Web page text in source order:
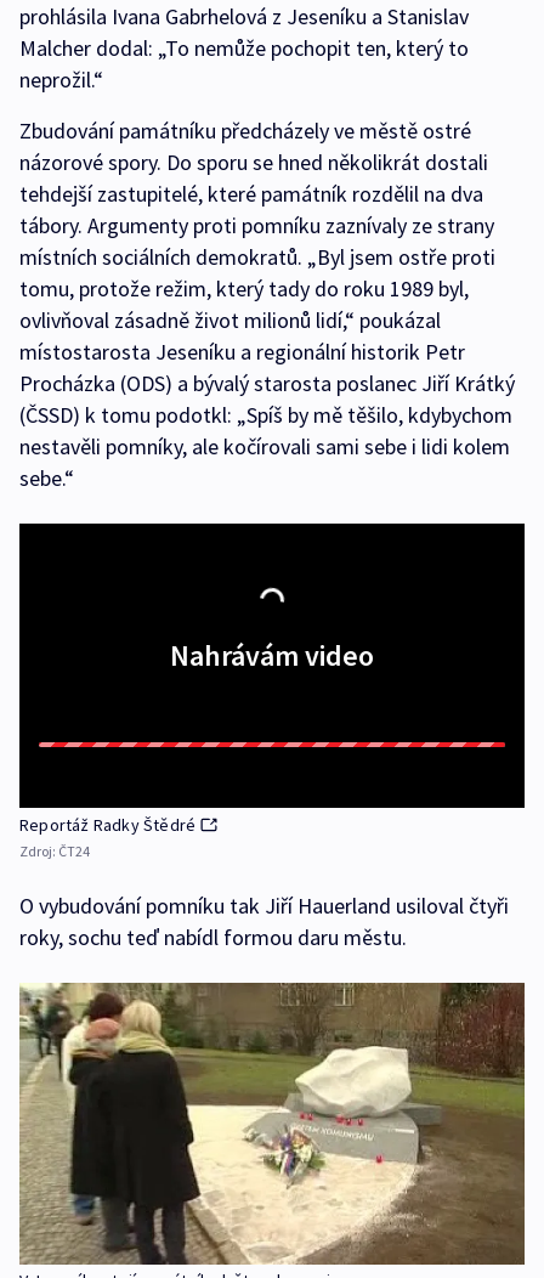
prohlásila Ivana Gabrhelová z Jeseníku a Stanislav
Malcher dodal: „To nemůže pochopit ten, který to
neprožil.“
Zbudování památníku předcházely ve městě ostré
názorové spory. Do sporu se hned několikrát dostali
tehdejší zastupitelé, které památník rozdělil na dva
tábory. Argumenty proti pomníku zaznívaly ze strany
místních sociálních demokratů. „Byl jsem ostře proti
tomu, protože režim, který tady do roku 1989 byl,
ovlivňoval zásadně život milionů lidí,“ poukázal
místostarosta Jeseníku a regionální historik Petr
Procházka (ODS) a bývalý starosta poslanec Jiří Krátký
(ČSSD) k tomu podotkl: „Spíš by mě těšilo, kdybychom
nestavěli pomníky, ale kočírovali sami sebe i lidi kolem
sebe.“
Nahrávám video
Reportáž Radky Štědré
Zdroj: ČT24
O vybudování pomníku tak Jiří Hauerland usiloval čtyři
roky, sochu teď nabídl formou daru městu.